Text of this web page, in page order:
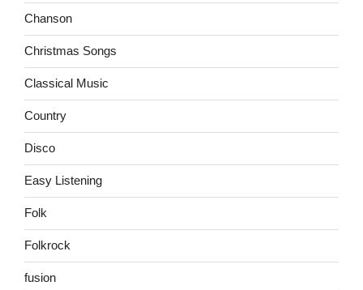
Chanson
Christmas Songs
Classical Music
Country
Disco
Easy Listening
Folk
Folkrock
fusion